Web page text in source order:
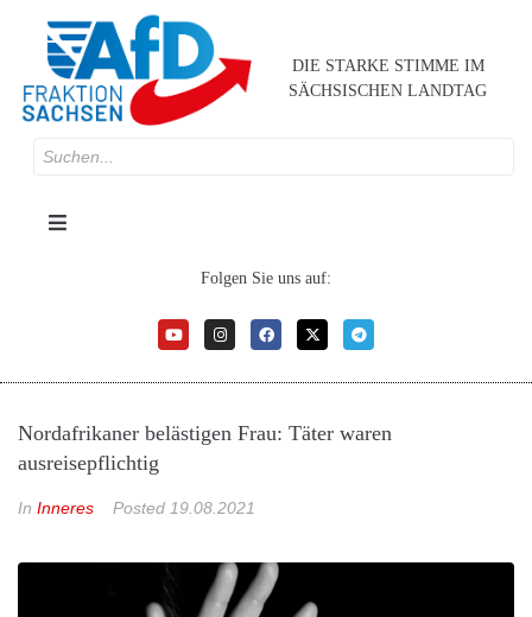
DIE STARKE STIMME IM
SÄCHSISCHEN LANDTAG
Folgen Sie uns auf:
Nordafrikaner belästigen Frau: Täter waren
ausreisepflichtig
In Inneres Posted 19.08.2021